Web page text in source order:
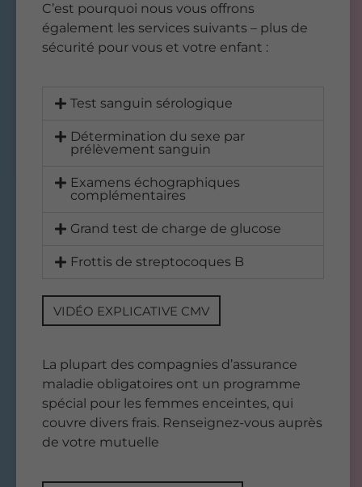
C’est pourquoi nous vous offrons
également les services suivants – plus de
sécurité pour vous et votre enfant :
Test sanguin sérologique
Détermination du sexe par
prélèvement sanguin
Examens échographiques
complémentaires
Grand test de charge de glucose
Frottis de streptocoques B
VIDÉO EXPLICATIVE CMV
La plupart des compagnies d’assurance
maladie obligatoires ont un programme
spécial pour les femmes enceintes, qui
couvre divers frais. Renseignez-vous auprès
de votre mutuelle